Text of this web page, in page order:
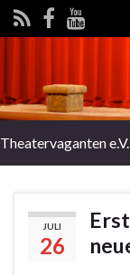
Theatervaganten e.V.
JULI
26